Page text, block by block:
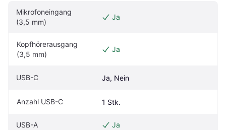
Mikrofoneingang
(3,5 mm)
Ja
Kopfhörerausgang
(3,5 mm)
Ja
USB-C Ja, Nein
Anzahl USB-C 1 Stk.
USB-A Ja